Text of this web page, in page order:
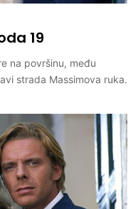
19
na površinu, među
strada Massimova ruka.